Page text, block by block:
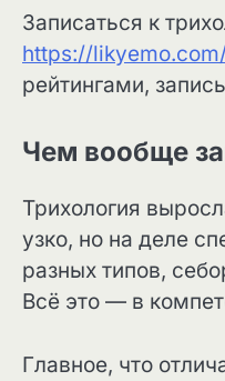
Записаться к
https://
рейтингами,
Чем вообще
Трихология
узко, но на деле
разных типов,
Всё это — в
Главное, что